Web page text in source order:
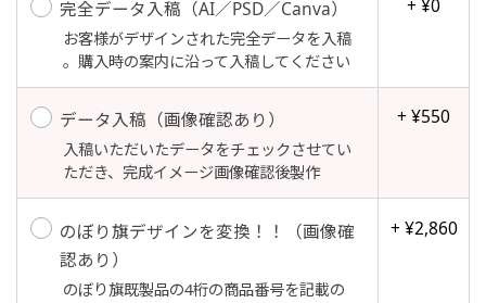
完全データ入稿（AI／PSD／Canva）
お客様がデザインされた完全データを入稿
。購入時の案内に沿って入稿してください
+ ¥0
データ入稿（画像確認あり）
入稿いただいたデータをチェックさせてい
ただき、完成イメージ画像確認後製作
+ ¥550
のぼり旗デザインを変換！！（画像確
認あり）
のぼり旗既製品の4桁の商品番号を記載の
+ ¥2,860
吊り下げ旗(30x42)
作成しパイプを入れてその間に紐を通します。壁
際の装飾などにとてもお役立ち！
吊り下げ旗(42x30)
作成しパイプを入れてその間に紐を通します。壁
際の装飾などにとてもお役立ち！
す。
お急ぎは翌営業日発送（基本12時締め切り)枚数
によって対応できない場合、ギリギリでも対応
できる場合もあります。防炎加工、トロピカル
生地は対応不可です。